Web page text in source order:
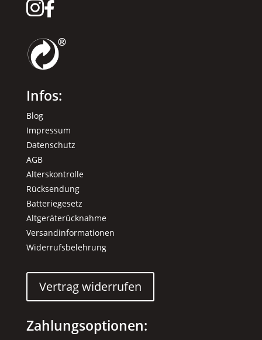

Infos:
Blog
Impressum
Datenschutz
AGB
Alterskontrolle
Rücksendung
Batteriegesetz
Altgeräterücknahme
Versandinformationen
Widerrufsbelehrung
Vertrag widerrufen
Zahlungsoptionen: